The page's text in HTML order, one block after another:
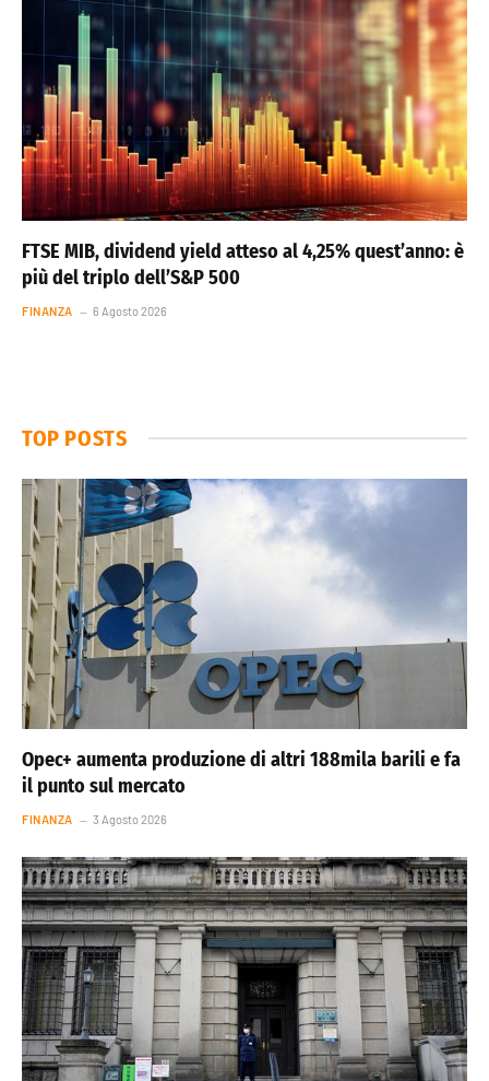
FTSE MIB, dividend yield atteso al 4,25% quest’anno: è
più del triplo dell’S&P 500
FINANZA 6 Agosto 2026
TOP POSTS
Opec+ aumenta produzione di altri 188mila barili e fa
il punto sul mercato
FINANZA 3 Agosto 2026